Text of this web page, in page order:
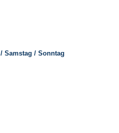
Samstag / Sonntag